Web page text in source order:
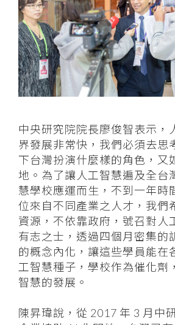
中央研究院院長廖俊智表示，
界發展非常快，我們必須去思
下台灣扮演什麼樣的角色，又
地。為了讓人工智慧遍及全台
慧學校應運而生，不到一年時
位來自不同產業之人才，我們
資源，不依靠政府，號召對人
有志之士，透過四個月密集的
的概念內化，讓這些學員能在
工智慧種子，學校作為催化劑
智慧的發展。
陳昇瑋說，從 2017 年 3 月中